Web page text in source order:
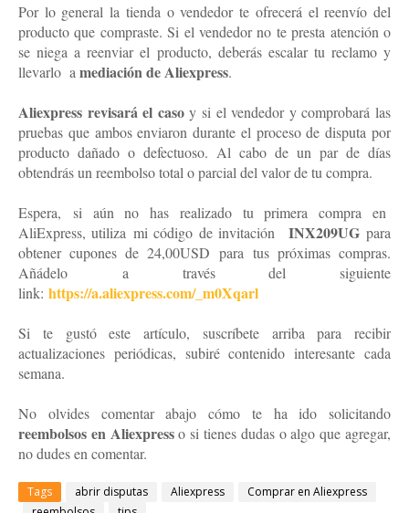
Por lo general la tienda o vendedor te ofrecerá el reenvío del
producto que compraste. Si el vendedor no te presta atención o
se niega a reenviar el producto, deberás escalar tu reclamo y
llevarlo a mediación de Aliexpress.
Aliexpress revisará el casoy si el vendedor y comprobará las
pruebas que ambos enviaron durante el proceso de disputa por
producto dañado o defectuoso. Al cabo de un par de días
obtendrás un reembolso total o parcial del valor de tu compra.
Espera, si aún no has realizado tu primera compra en
AliExpress, utiliza mi código de invitación INX209UGpara
obtener cupones de 24,00USD para tus próximas compras.
Añádelo a través del siguiente
link: https://a.aliexpress.com/_m0Xqarl
Si te gustó este artículo, suscríbete arriba para recibir
actualizaciones periódicas, subiré contenido interesante cada
semana.
No olvides comentar abajo cómo te ha ido solicitando
reembolsos en Aliexpresso si tienes dudas o algo que agregar,
no dudes en comentar.
Tags abrir disputas Aliexpress
Comprar en Aliexpress